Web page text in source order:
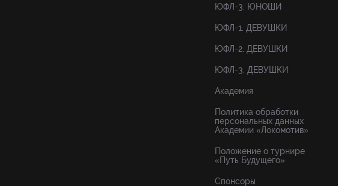
ЮФЛ-3. ЮНОШИ
ЮФЛ-1. ДЕВУШКИ
ЮФЛ-2. ДЕВУШКИ
ЮФЛ-3. ДЕВУШКИ
Академия
Политика обработки
персональных данных
Академии «Локомотив»
Положение о турнире
«Путь Будущего»
Спонсоры